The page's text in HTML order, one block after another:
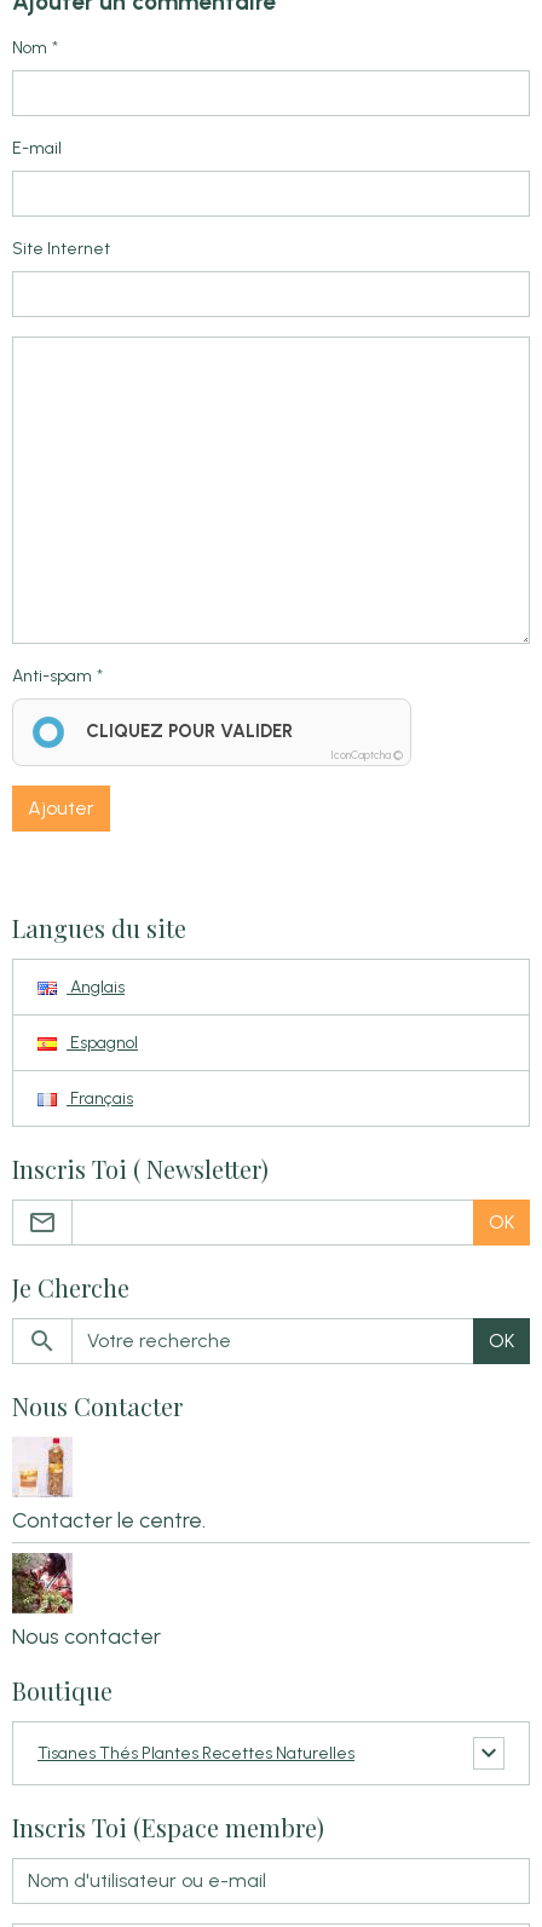
Nom
E-mail
Site Internet
Anti-spam
CLIQUEZ POUR VALIDER
IconCaptcha ©
Ajouter
Langues du site
Anglais
Espagnol
Français
Inscris Toi ( Newsletter)
OK
Je Cherche
OK
Nous Contacter
Contacter le centre.
Nous contacter
Boutique
Tisanes Thés Plantes Recettes Naturelles
Inscris Toi (Espace membre)